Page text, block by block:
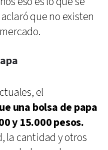
que no existen
el
una bolsa de papa
y 15.000 pesos.
la cantidad y otros